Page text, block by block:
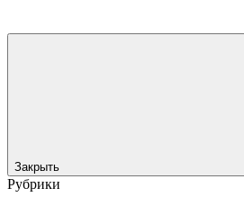
Закрыть
Рубрики